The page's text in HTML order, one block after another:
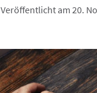
Veröffentlicht am 20.